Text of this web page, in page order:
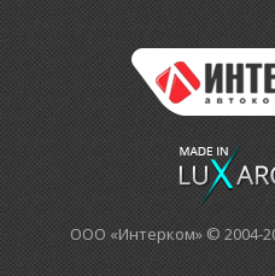
ООО «Интерком» © 2004-